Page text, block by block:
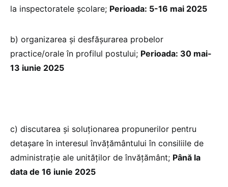
la inspectoratele şcolare; Perioada: 5-16 mai 2025
b) organizarea și desfășurarea probelor
practice/orale în profilul postului; Perioada: 30 mai-
13 iunie 2025
c) discutarea şi soluţionarea propunerilor pentru
detaşare în interesul învăţământului în consiliile de
administraţie ale unităţilor de învăţământ; Până la
data de 16 iunie 2025